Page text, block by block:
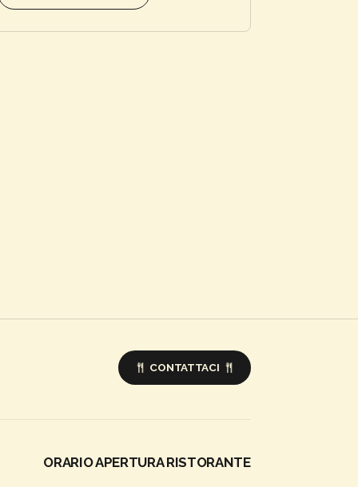
CONTATTACI
ORARIO APERTURA RISTORANTE